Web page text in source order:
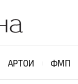
АРТОИ ФМП